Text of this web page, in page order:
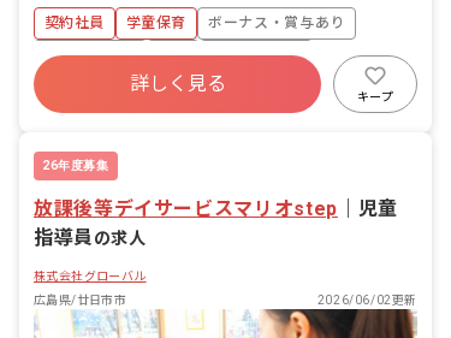
慮！家族と過ごす時間や趣味など、ライ
フスタイルに合わせた勤務が可能です！
のデコレーション ・遊具や部屋の管理
・イベント企画と運営 ・学習支援 ・児
童の見守り など
契約社員 学童保育
ボーナス・賞与あり
社会保険完備
有給
福利厚生充実
昇給昇進あり
産休育休制度
詳しく見る
キープ
26年度募集
放課後等デイサービスマリオstep
児童
指導員 の求人
株式会社グローバル
広島県/廿日市市
2026/06/02更新